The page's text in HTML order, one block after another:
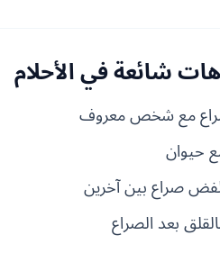
شائعة في الأحلام
مع شخص معروف
حيوان
صراع بين آخرين
بعد الصراع